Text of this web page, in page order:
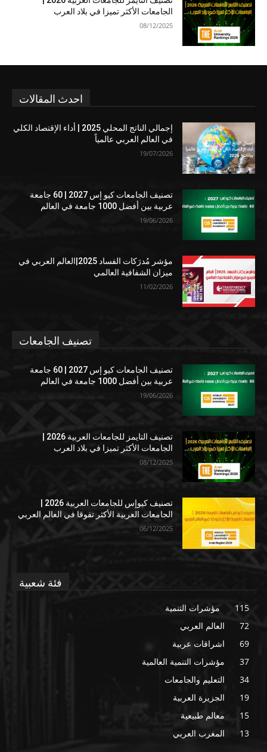
الجامعات الأكثر تميزا في بلاد العرب
08/12/2025
احدث المقالات
إجمالي الناتج المحلي 2025 | أداء الإقتصاد الكلي
في العالم العربي عالمياً
19/07/2026
تصنيف الجامعات كيو إس 2027 | 60 جامعة
عربية بين أفضل 1000 جامعة في العالم
19/06/2026
مؤشر مُدرَكات الفساد 2025|العالم العربي في
ميزان الشفافية العالمي
11/02/2026
تصنيف الجامعات
تصنيف الجامعات كيو إس 2027 | 60 جامعة
عربية بين أفضل 1000 جامعة في العالم
19/06/2026
الجامعات الأكثر تميزا في بلاد العرب
08/12/2025
الجامعات العربية الأكثر تفوقا في العالم العربي
06/12/2025
فئة شعبية
مؤشرات التنمية
115
العالم العربي
72
اشراقات عربية
69
مؤشرات التنمية العالمية
37
التعليم والجامعات
34
الجزيرة العربية
19
معالم طبيعية
15
المغرب العربي
13